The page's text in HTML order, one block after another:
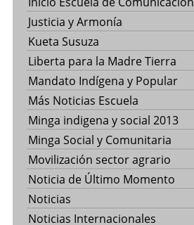
Justicia y Armonía
Kueta Susuza
Liberta para la Madre Tierra
Mandato Indígena y Popular
Más Noticias Escuela
Minga indigena y social 2013
Minga Social y Comunitaria
Movilización sector agrario
Noticia de Último Momento
Noticias
Noticias Internacionales